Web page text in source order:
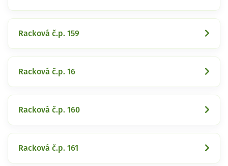
Racková č.p. 159
Racková č.p. 16
Racková č.p. 160
Racková č.p. 161